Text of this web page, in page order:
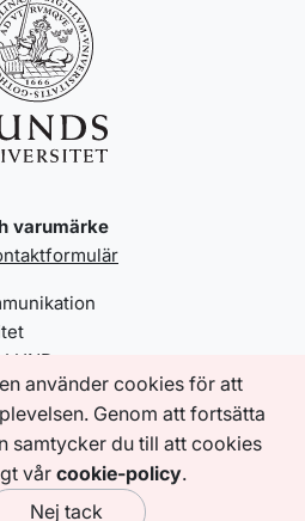
använder cookies för att
Genom att fortsätta
samtycker du till att cookies
vår cookie-policy.
Nej tack
varumärke
LUND